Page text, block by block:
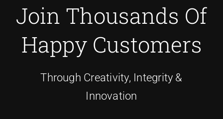
Join Thousands Of
Happy Customers
Through Creativity, Integrity &
Innovation